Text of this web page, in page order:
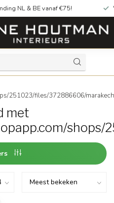
NL & BE vanaf €75!
251023/files/372886606/
met